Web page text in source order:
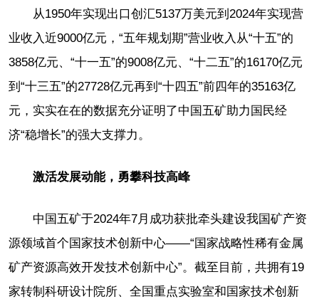
从1950年实现出口创汇5137万美元到2024年实现营
业收入近9000亿元，“五年规划期”营业收入从“十五”的
3858亿元、“十一五”的9008亿元、“十二五”的16170亿元
到“十三五”的27728亿元再到“十四五”前四年的35163亿
元，实实在在的数据充分证明了中国五矿助力国民经
济“稳增长”的强大支撑力。
激活发展动能，勇攀科技高峰
中国五矿于2024年7月成功获批牵头建设我国矿产资
源领域首个国家技术创新中心——“国家战略性稀有金属
矿产资源高效开发技术创新中心”。截至目前，共拥有19
家转制科研设计院所、全国重点实验室和国家技术创新